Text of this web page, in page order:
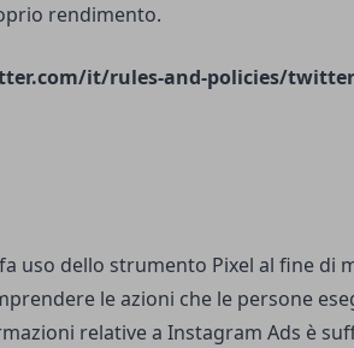
rendimento.
it/rules-and-policies/
uso dello strumento Pixel al fine di
le azioni che le persone
relative a Instagram Ads è